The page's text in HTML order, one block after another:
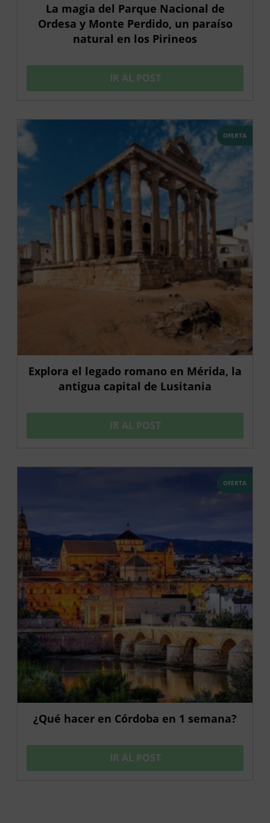
La magia del Parque Nacional de
Ordesa y Monte Perdido, un paraíso
natural en los Pirineos
IR AL POST
OFERTA
Explora el legado romano en Mérida, la
antigua capital de Lusitania
IR AL POST
OFERTA
¿Qué hacer en Córdoba en 1 semana?
IR AL POST